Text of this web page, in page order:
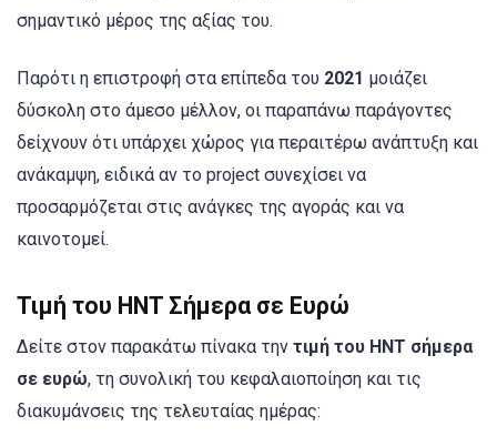
σημαντικό μέρος της αξίας του.
Παρότι η επιστροφή στα επίπεδα του 2021 μοιάζει
δύσκολη στο άμεσο μέλλον, οι παραπάνω παράγοντες
δείχνουν ότι υπάρχει χώρος για περαιτέρω ανάπτυξη και
ανάκαμψη, ειδικά αν το project συνεχίσει να
προσαρμόζεται στις ανάγκες της αγοράς και να
καινοτομεί.
Τιμή του HNT Σήμερα σε Ευρώ
Δείτε στον παρακάτω πίνακα την τιμή του HNT σήμερα
σε ευρώ, τη συνολική του κεφαλαιοποίηση και τις
διακυμάνσεις της τελευταίας ημέρας: